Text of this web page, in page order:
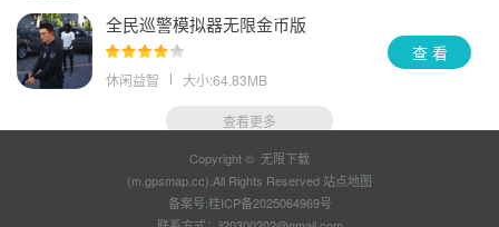
全民巡警模拟器无限金币版
休闲益智 大小:64.83MB
查 看
查看更多
Copyright © 无限下载
(m.gpsmap.cc).All Rights Reserved 站点地图
备案号:桂ICP备2025064969号